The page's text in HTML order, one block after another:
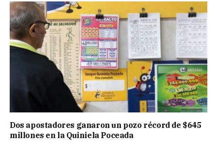
Dos apostadores ganaron un pozo récord de $645
millones en la Quiniela Poceada